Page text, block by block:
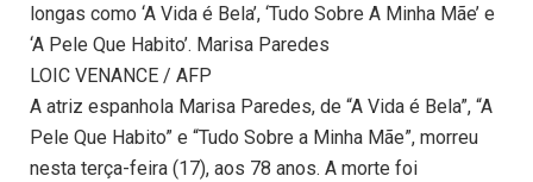
longas como ‘A Vida é Bela’, ‘Tudo Sobre A Minha Mãe’ e
‘A Pele Que Habito’. Marisa Paredes
LOIC VENANCE / AFP
A atriz espanhola Marisa Paredes, de “A Vida é Bela”, “A
Pele Que Habito” e “Tudo Sobre a Minha Mãe”, morreu
nesta terça-feira (17), aos 78 anos. A morte foi